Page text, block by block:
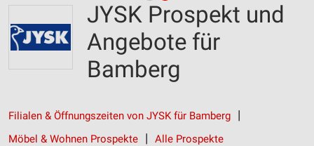
JYSK Prospekt und
Angebote für
Bamberg
Filialen & Öffnungszeiten von JYSK für Bamberg
Möbel & Wohnen Prospekte
Alle Prospekte